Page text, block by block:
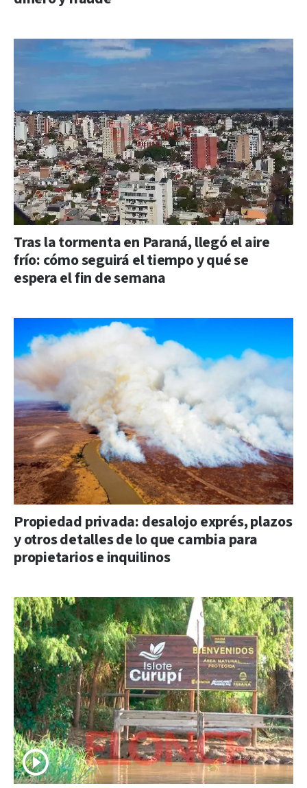
Tras la tormenta en Paraná, llegó el aire
frío: cómo seguirá el tiempo y qué se
espera el fin de semana
Propiedad privada: desalojo exprés, plazos
y otros detalles de lo que cambia para
propietarios e inquilinos